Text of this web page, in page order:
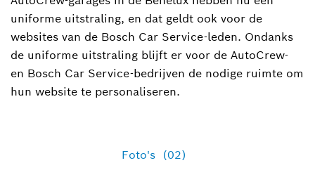
uniforme uitstraling, en dat geldt ook voor de
websites van de Bosch Car Service-leden. Ondanks
de uniforme uitstraling blijft er voor de AutoCrew-
en Bosch Car Service-bedrijven de nodige ruimte om
hun website te personaliseren.
Foto's (02)